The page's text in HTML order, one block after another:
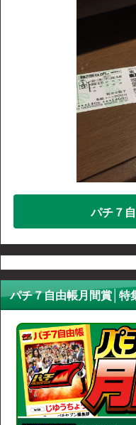
パチ７
パチ７自由帳月間賞│特